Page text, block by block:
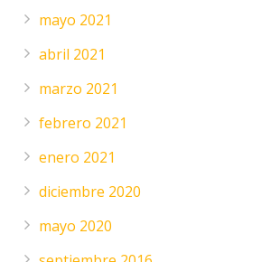
mayo 2021
abril 2021
marzo 2021
febrero 2021
enero 2021
diciembre 2020
mayo 2020